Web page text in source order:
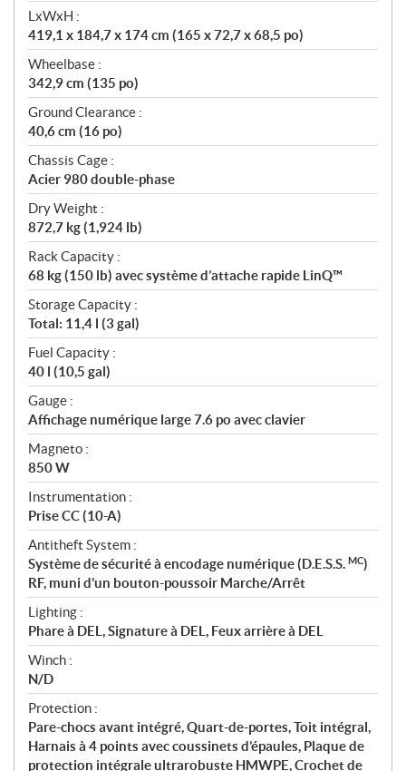
LxWxH :
419,1 x 184,7 x 174 cm (165 x 72,7 x 68,5 po)
Wheelbase :
342,9 cm (135 po)
Ground Clearance :
40,6 cm (16 po)
Chassis Cage :
Acier 980 double-phase
Dry Weight :
872,7 kg (1,924 lb)
Rack Capacity :
68 kg (150 lb) avec système d’attache rapide LinQ™
Storage Capacity :
Total: 11,4 l (3 gal)
Fuel Capacity :
40 l (10,5 gal)
Gauge :
Affichage numérique large 7.6 po avec clavier
Magneto :
850 W
Instrumentation :
Prise CC (10-A)
Antitheft System :
Système de sécurité à encodage numérique (D.E.S.S. MC)
RF, muni d’un bouton-poussoir Marche/Arrêt
Lighting :
Phare à DEL, Signature à DEL, Feux arrière à DEL
Winch :
N/D
Protection :
Pare-chocs avant intégré, Quart-de-portes, Toit intégral,
Harnais à 4 points avec coussinets d’épaules, Plaque de
protection intégrale ultrarobuste HMWPE, Crochet de